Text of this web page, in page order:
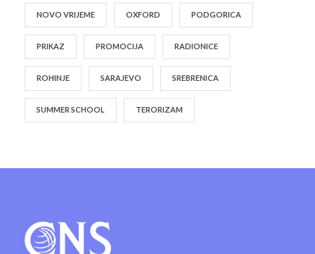
NOVO VRIJEME OXFORD PODGORICA
PRIKAZ PROMOCIJA RADIONICE
ROHINJE SARAJEVO SREBRENICA
SUMMER SCHOOL TERORIZAM